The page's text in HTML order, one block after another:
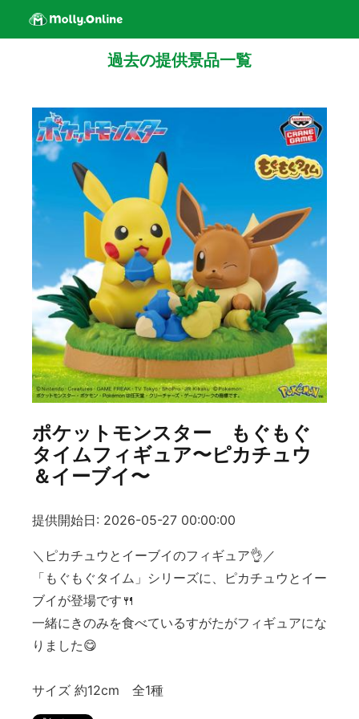
過去の提供景品一覧
ポケットモンスター もぐもぐ
タイムフィギュア〜ピカチュウ
＆イーブイ〜
提供開始日: 2026-05-27 00:00:00
＼ピカチュウとイーブイのフィギュア👌／
「もぐもぐタイム」シリーズに、ピカチュウとイー
ブイが登場です🍴
一緒にきのみを食べているすがたがフィギュアにな
りました😋
サイズ 約12cm 全1種